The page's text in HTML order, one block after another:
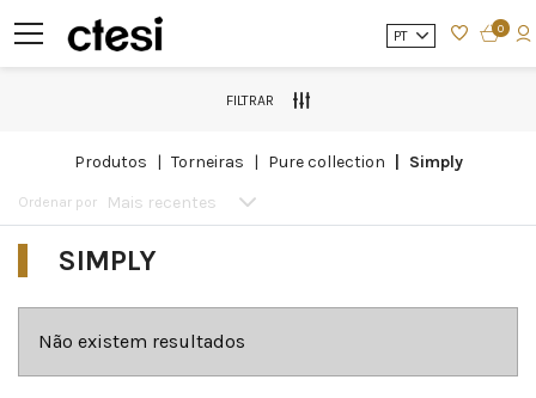
PT 0
FILTRAR
produtos torneiras pure collection simply
Ordenar por Mais recentes
SIMPLY
Não existem resultados